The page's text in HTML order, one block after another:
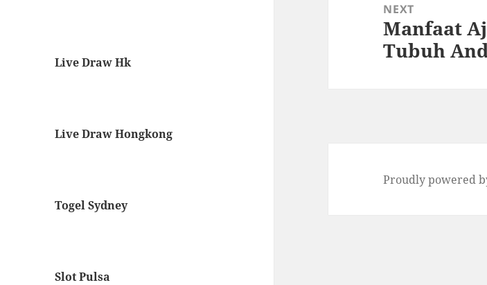
Live Draw Hk
Live Draw Hongkong
Togel Sydney
Slot Pulsa
NEXT
Next
post:
Manfaat
Tubuh
Proudly powered